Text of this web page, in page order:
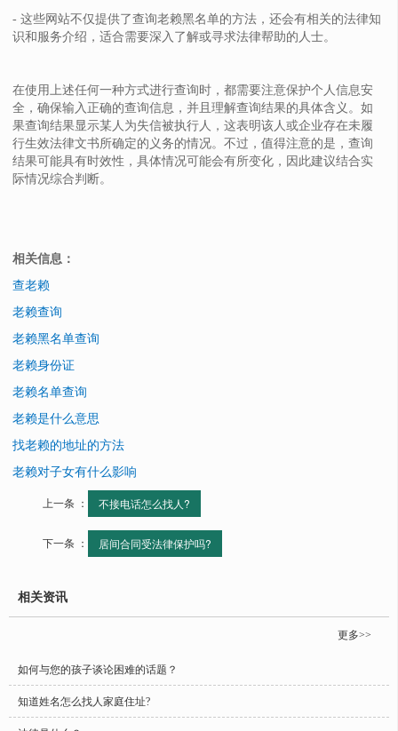
- 这些网站不仅提供了查询老赖黑名单的方法，还会有相关的法律知
识和服务介绍，适合需要深入了解或寻求法律帮助的人士。
在使用上述任何一种方式进行查询时，都需要注意保护个人信息安
全，确保输入正确的查询信息，并且理解查询结果的具体含义。如
果查询结果显示某人为失信被执行人，这表明该人或企业存在未履
行生效法律文书所确定的义务的情况。不过，值得注意的是，查询
结果可能具有时效性，具体情况可能会有所变化，因此建议结合实
际情况综合判断。
相关信息：
查老赖
老赖查询
老赖黑名单查询
老赖身份证
老赖名单查询
老赖是什么意思
找老赖的地址的方法
老赖对子女有什么影响
上一条 ： 不接电话怎么找人?
下一条 ： 居间合同受法律保护吗?
相关资讯
更多>>
如何与您的孩子谈论困难的话题？
知道姓名怎么找人家庭住址?